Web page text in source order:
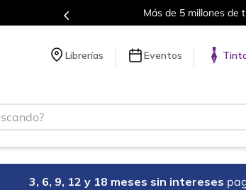
Más de 5 millones de
Librerías Eventos
3, 6, 9, 12 y 18 meses sin intereses